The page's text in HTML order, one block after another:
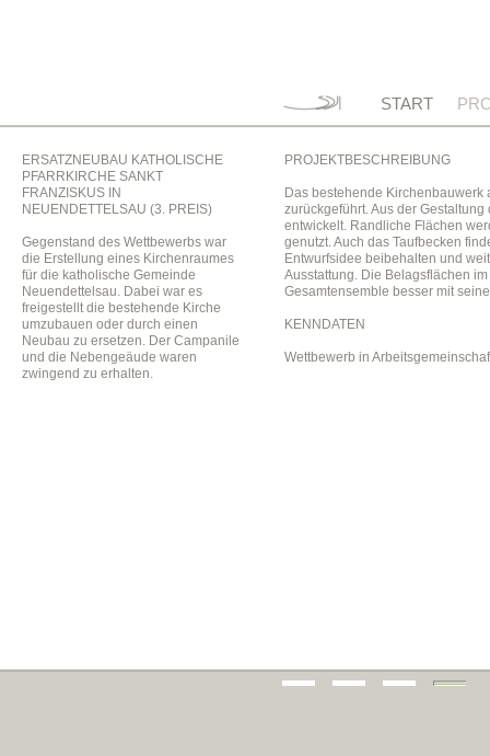
START
ERSATZNEUBAU KATHOLISCHE
PFARRKIRCHE SANKT
FRANZISKUS IN
NEUENDETTELSAU (3. PREIS)
Gegenstand des Wettbewerbs war
die Erstellung eines Kirchenraumes
für die katholische Gemeinde
Neuendettelsau. Dabei war es
freigestellt die bestehende Kirche
umzubauen oder durch einen
Neubau zu ersetzen. Der Campanile
und die Nebengeäude waren
zwingend zu erhalten.
PROJEKTBESCHREIBUNG
Das bestehende
zurückgeführt. Aus der
entwickelt. Randliche Flächen
genutzt. Auch das Taufbecken
Entwurfsidee beibehalten und
Ausstattung. Die Belagsflächen
Gesamtensemble besser mit
KENNDATEN
Wettbewerb in